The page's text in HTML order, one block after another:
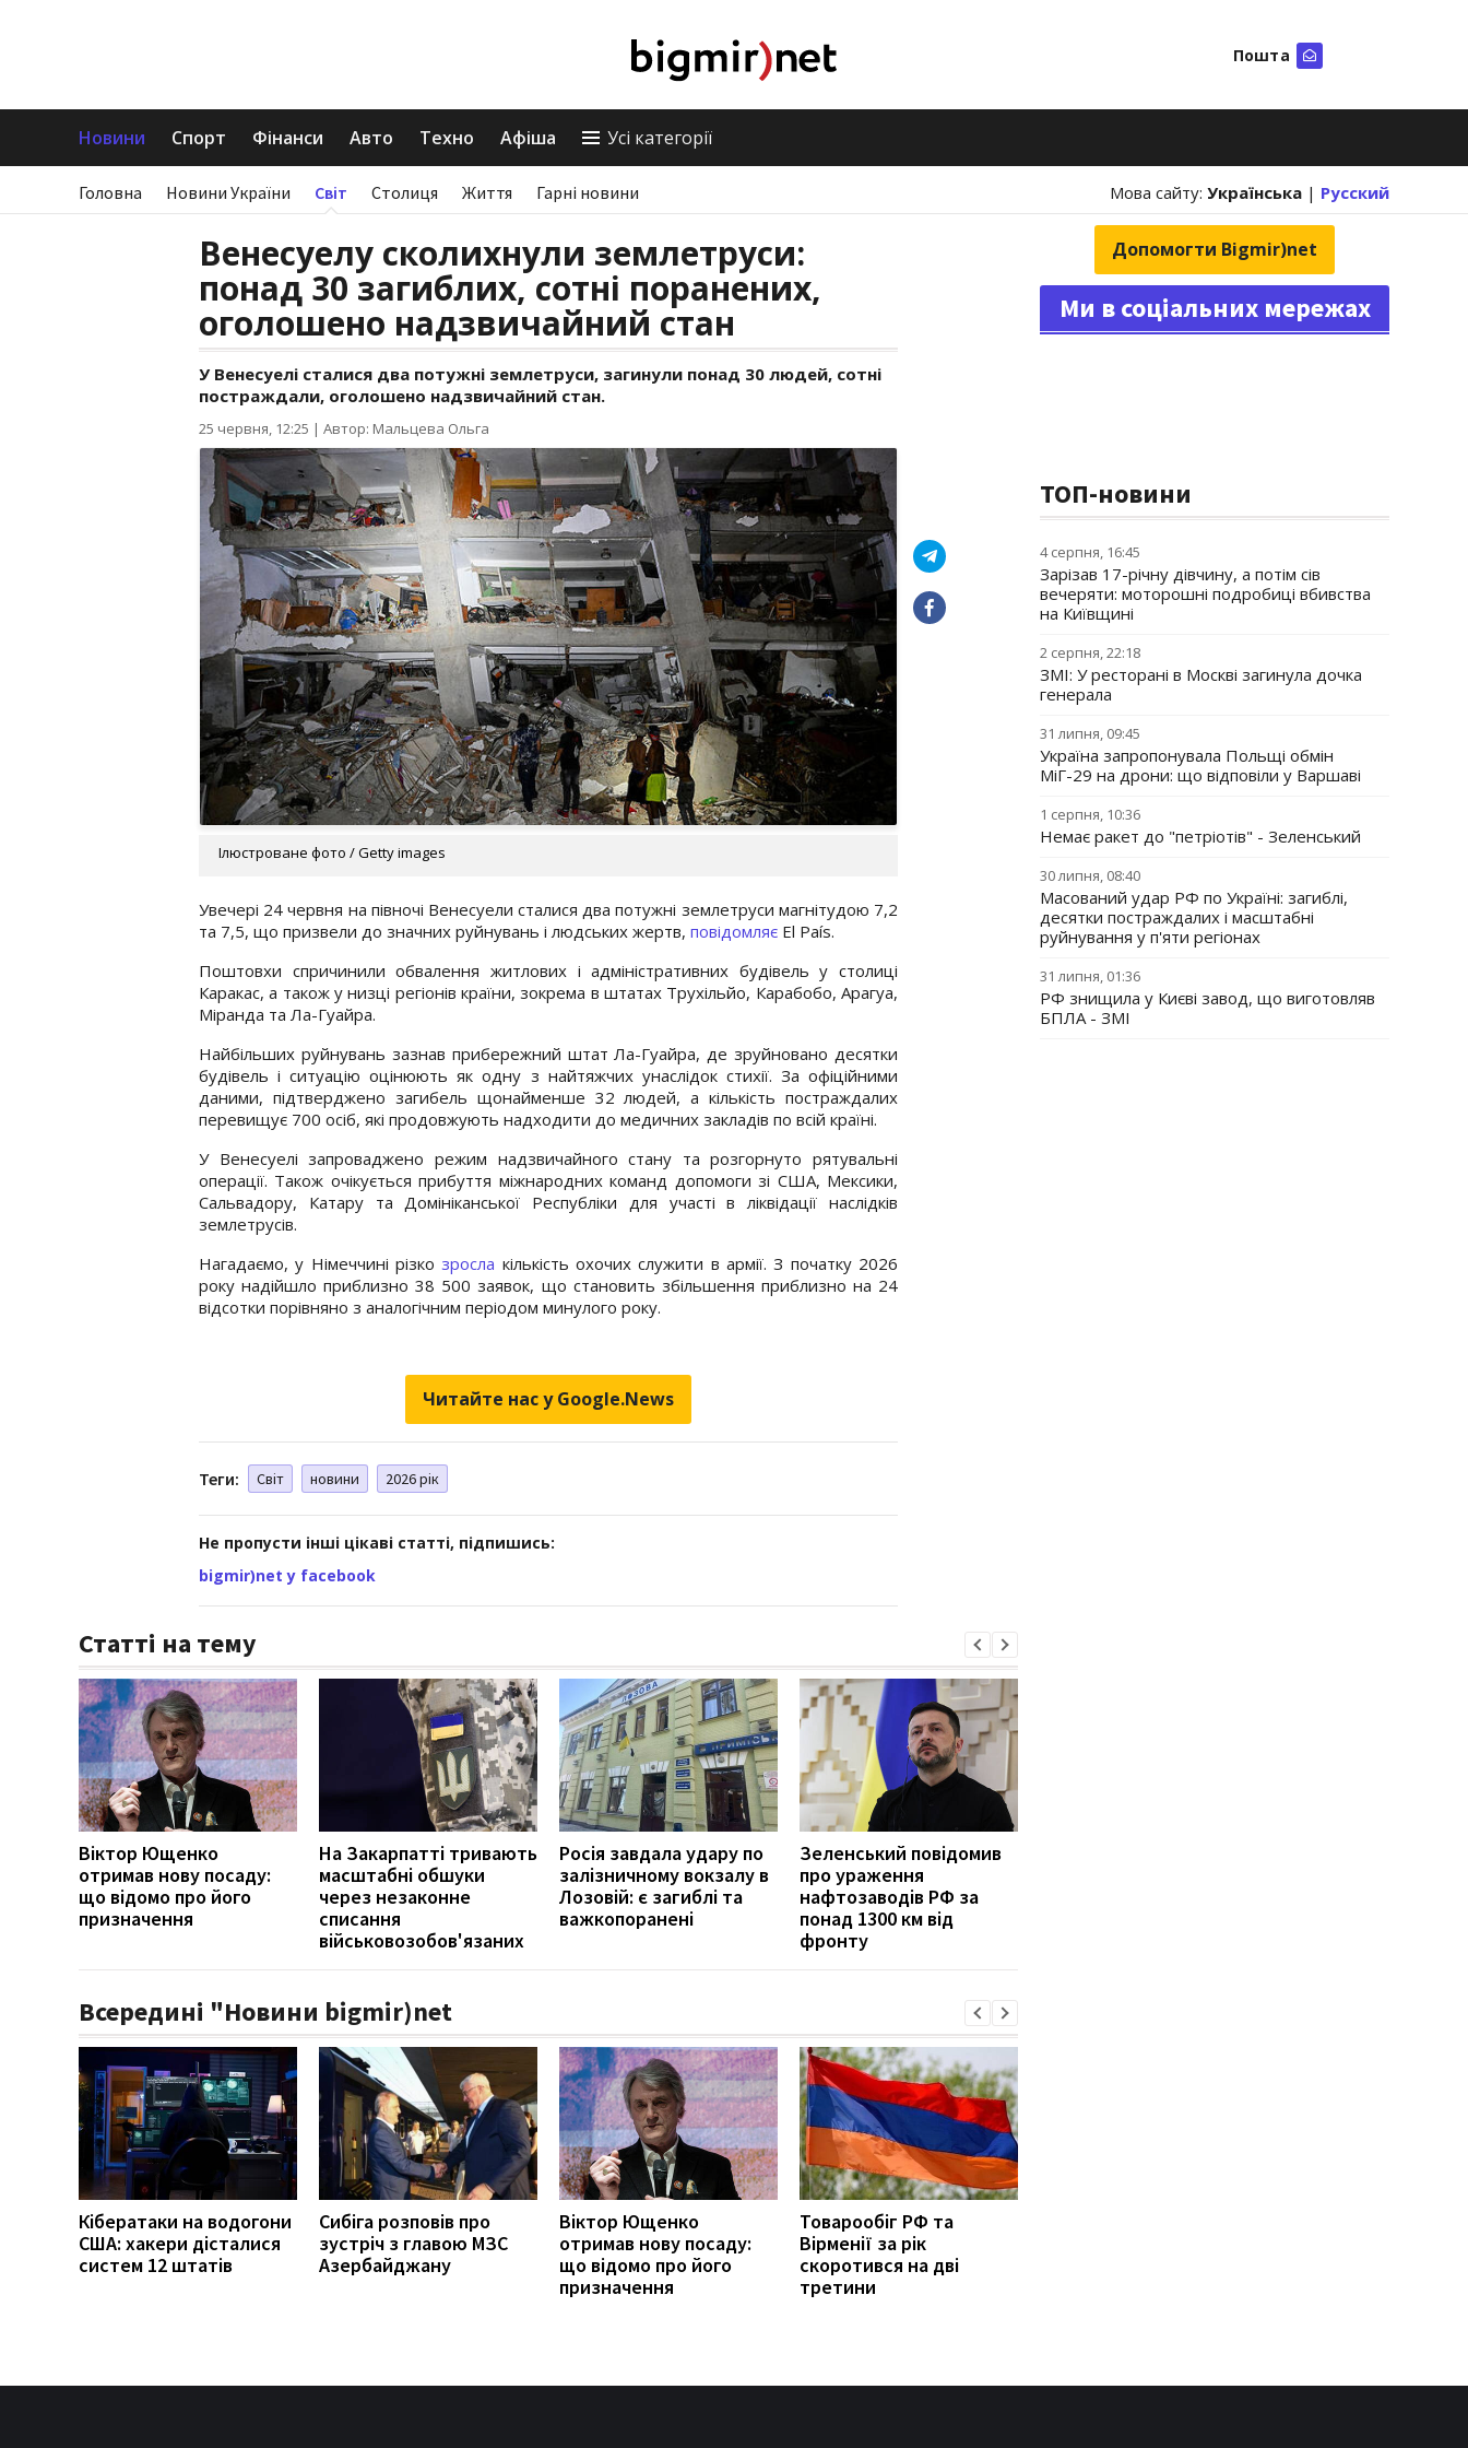
Пошта
Новини Спорт Фінанси Авто Техно Афіша Усі категорії
Головна Новини України Світ Столиця Життя Гарні новини Мова сайту: Українська | Русский
Венесуелу сколихнули землетруси:
понад 30 загиблих, сотні поранених,
оголошено надзвичайний стан
У Венесуелі сталися два потужні землетруси, загинули понад 30 людей, сотні
постраждали, оголошено надзвичайний стан.
25 червня, 12:25 | Автор: Мальцева Ольга
Ілюстроване фото / Getty images
Увечері 24 червня на півночі Венесуели сталися два потужні землетруси магнітудою 7,2
та 7,5, що призвели до значних руйнувань і людських жертв, повідомляє El País.
Поштовхи спричинили обвалення житлових і адміністративних будівель у столиці
Каракас, а також у низці регіонів країни, зокрема в штатах Трухільйо, Карабобо, Арагуа,
Міранда та Ла-Гуайра.
Найбільших руйнувань зазнав прибережний штат Ла-Гуайра, де зруйновано десятки
будівель і ситуацію оцінюють як одну з найтяжчих унаслідок стихії. За офіційними
даними, підтверджено загибель щонайменше 32 людей, а кількість постраждалих
перевищує 700 осіб, які продовжують надходити до медичних закладів по всій країні.
У Венесуелі запроваджено режим надзвичайного стану та розгорнуто рятувальні
операції. Також очікується прибуття міжнародних команд допомоги зі США, Мексики,
Сальвадору, Катару та Домініканської Республіки для участі в ліквідації наслідків
землетрусів.
Нагадаємо, у Німеччині різкозросла кількість охочих служити в армії. З початку 2026
року надійшло приблизно 38 500 заявок, що становить збільшення приблизно на 24
відсотки порівняно з аналогічним періодом минулого року.
Читайте нас у Google.News
Теги: Світ новини 2026 рік
Не пропусти інші цікаві статті, підпишись:
bigmir)net у facebook
Статті на тему
Віктор Ющенко
отримав нову посаду:
що відомо про його
призначення
На Закарпатті тривають
масштабні обшуки
через незаконне
списання
військовозобов'язаних
Росія завдала удару по
залізничному вокзалу в
Лозовій: є загиблі та
важкопоранені
Зеленський повідомив
про ураження
нафтозаводів РФ за
понад 1300 км від
фронту
Всередині "Новини bigmir)net
Кібератаки на водогони
США: хакери дісталися
систем 12 штатів
Сибіга розповів про
зустріч з главою МЗС
Азербайджану
Віктор Ющенко
отримав нову посаду:
що відомо про його
призначення
Товарообіг РФ та
Вірменії за рік
скоротився на дві
третини
Допомогти Bigmir)net
Ми в соціальних мережах
ТОП-новини
4 серпня, 16:45
Зарізав 17-річну дівчину, а потім сів
вечеряти: моторошні подробиці вбивства
на Київщині
2 серпня, 22:18
ЗМІ: У ресторані в Москві загинула дочка
генерала
31 липня, 09:45
Україна запропонувала Польщі обмін
МіГ-29 на дрони: що відповіли у Варшаві
1 серпня, 10:36
Немає ракет до "петріотів" - Зеленський
30 липня, 08:40
Масований удар РФ по Україні: загиблі,
десятки постраждалих і масштабні
руйнування у п'яти регіонах
31 липня, 01:36
РФ знищила у Києві завод, що виготовляв
БПЛА - ЗМІ